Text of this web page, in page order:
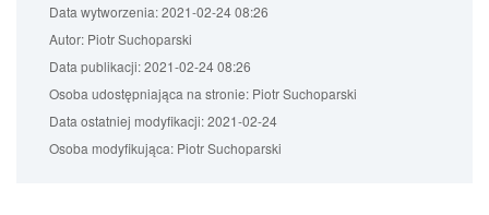
Data wytworzenia:2021-02-24 08:26
Autor: Piotr Suchoparski
Data publikacji:2021-02-24 08:26
Osoba udostępniająca na stronie: Piotr Suchoparski
Data ostatniej modyfikacji:2021-02-24
Osoba modyfikująca: Piotr Suchoparski